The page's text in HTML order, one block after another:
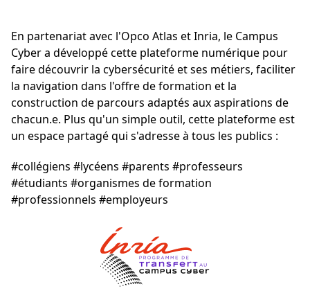
En partenariat avec l'Opco Atlas et Inria, le Campus
Cyber a développé cette plateforme numérique pour
faire découvrir la cybersécurité et ses métiers, faciliter
la navigation dans l'offre de formation et la
construction de parcours adaptés aux aspirations de
chacun.e. Plus qu'un simple outil, cette plateforme est
un espace partagé qui s'adresse à tous les publics :
#collégiens #lycéens #parents #professeurs
#étudiants #organismes de formation
#professionnels #employeurs